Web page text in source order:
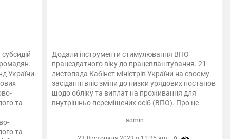
України.
та
та
Додали інструменти стимулювання ВПО
працездатного віку до працевлаштування. 21
листопада Кабінет міністрів України на своєму
засіданні вніс зміни до низки урядових постанов
щодо обліку та виплат на проживання для
внутрішньо переміщених осіб (ВПО). Про це
admin